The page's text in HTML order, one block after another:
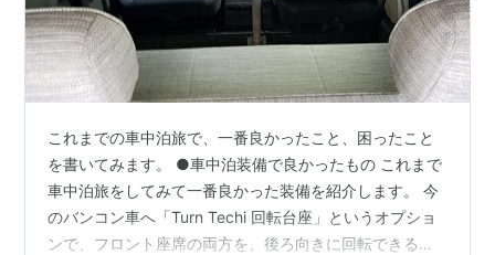
これまでの車中泊旅で、一番良かったこと、困ったこと
を書いてみます。 ●車中泊装備で良かったもの これまで
車中泊旅をしてみて一番良かった装備を紹介します。 今
のバンコン車へ「Turn Techi 回転台座」というオプショ
ンで、フロント座席の両方を、後ろ向きに回転できるよ